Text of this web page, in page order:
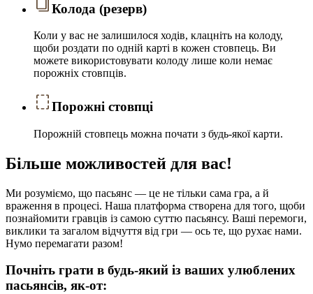
Колода (резерв)
Коли у вас не залишилося ходів, клацніть на колоду,
щоби роздати по одній карті в кожен стовпець. Ви
можете використовувати колоду лише коли немає
порожніх стовпців.
Порожні стовпці
Порожній стовпець можна почати з будь-якої карти.
Більше можливостей для вас!
Ми розуміємо, що пасьянс — це не тільки сама гра, а й
враження в процесі. Наша платформа створена для того, щоби
познайомити гравців із самою суттю пасьянсу. Ваші перемоги,
виклики та загалом відчуття від гри — ось те, що рухає нами.
Нумо перемагати разом!
Почніть грати в будь-який із ваших улюблених
пасьянсів, як-от: